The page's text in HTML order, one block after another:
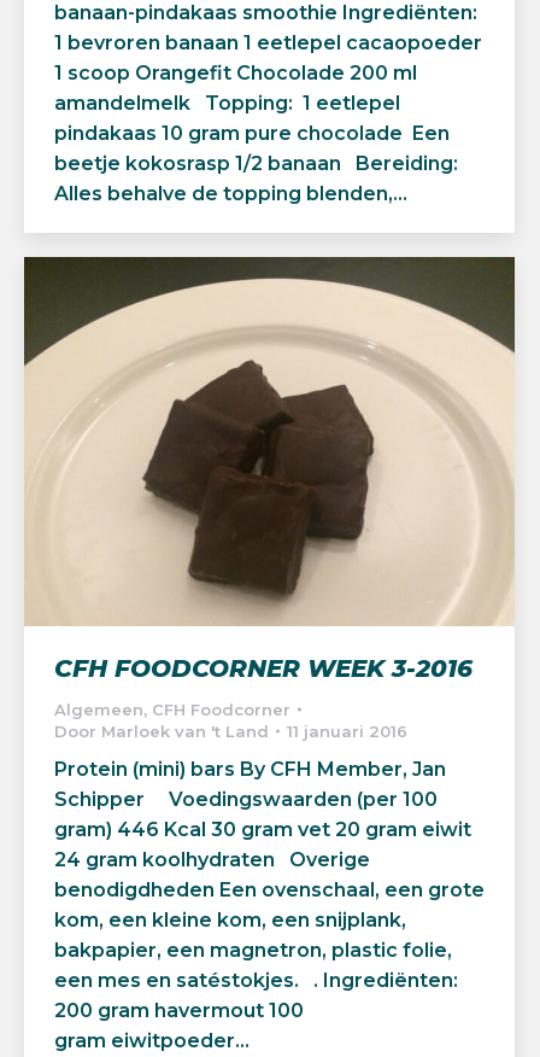
banaan-pindakaas smoothie Ingrediënten:
1 bevroren banaan 1 eetlepel cacaopoeder
1 scoop Orangefit Chocolade 200 ml
amandelmelk Topping: 1 eetlepel
pindakaas 10 gram pure chocolade Een
beetje kokosrasp 1/2 banaan Bereiding:
Alles behalve de topping blenden,…
CFH FOODCORNER WEEK 3-2016
Algemeen, CFH Foodcorner
Door Marloek van 't Land 11 januari 2016
Protein (mini) bars By CFH Member, Jan
Schipper Voedingswaarden (per 100
gram) 446 Kcal 30 gram vet 20 gram eiwit
24 gram koolhydraten Overige
benodigdheden Een ovenschaal, een grote
kom, een kleine kom, een snijplank,
bakpapier, een magnetron, plastic folie,
een mes en satéstokjes. . Ingrediënten:
200 gram havermout 100
gram eiwitpoeder…